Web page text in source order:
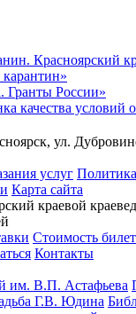
ул.
услуг Политика
Карта сайта
краевой
Стоимость
Контакты
им. В.П. Астафьева
Г.В. Юдина